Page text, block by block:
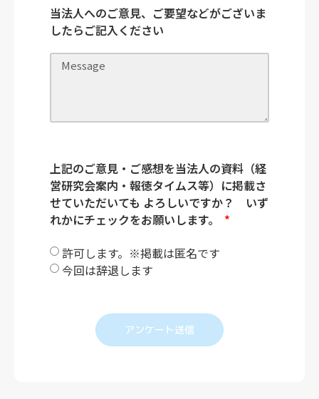
当法人へのご意見、ご要望などがございま
したらご記入ください
上記のご意見・ご感想を当法人の資料（経
営研究会案内・報徳タイムス等）に掲載さ
せていただいても よろしいですか？ いず
れかにチェックをお願いします。
許可します。※掲載は匿名です
今回は辞退します
アンケート送信